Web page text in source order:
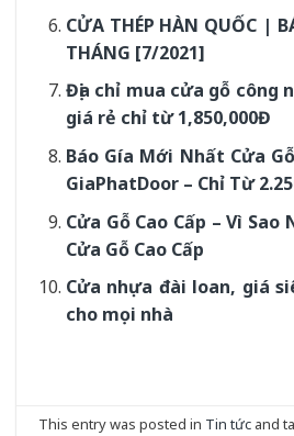
CỬA THÉP HÀN QUỐC |
THÁNG [7/2021]
Địa chỉ mua cửa gỗ công
giá rẻ chỉ từ 1,850,000Đ
Báo Gía Mới Nhất Cửa
GiaPhatDoor – Chỉ Từ
Cửa Gỗ Cao Cấp – Vì Sao
Cửa Gỗ Cao Cấp
Cửa nhựa đài loan, giá
cho mọi nhà
This entry was posted in Tin tức and